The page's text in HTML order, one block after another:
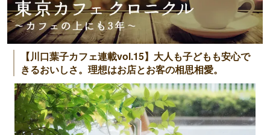
【川口葉子カフェ連載vol.15】大人も子どもも安心で
きるおいしさ。理想はお店とお客の相思相愛。